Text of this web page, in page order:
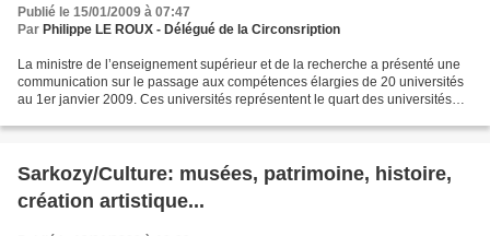
Publié le 15/01/2009 à 07:47
Par Philippe LE ROUX - Délégué de la Circonsription
La ministre de l’enseignement supérieur et de la recherche a présenté une
communication sur le passage aux compétences élargies de 20 universités
au 1er janvier 2009. Ces universités représentent le quart des universités
Sarkozy/Culture: musées, patrimoine, histoire,
création artistique...